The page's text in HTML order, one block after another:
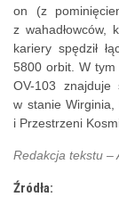
on (z
z wahadłowców,
kariery spędził
5800 orbit. W tym
OV-103
w stanie
i Przestrzeni
Redakcja tekstu –
Źródła: